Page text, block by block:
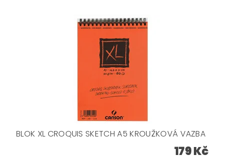
BLOK XL CROQUIS SKETCH A5 KROUŽKOVÁ VAZBA
179 Kč